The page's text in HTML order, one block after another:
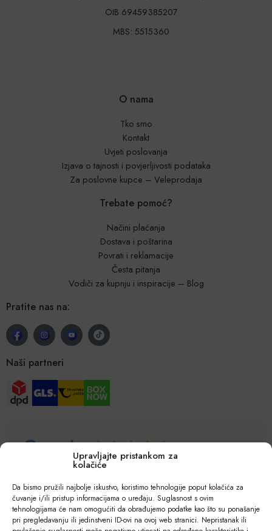
Upravljajte pristankom za
kolačiće
Da bismo pružili najbolje iskustvo, koristimo tehnologije poput kolačića za
čuvanje i/ili pristup informacijama o uređaju. Suglasnost s ovim
tehnologijama će nam omogućiti da obrađujemo podatke kao što su ponašanje
pri pregledavanju ili jedinstveni ID-ovi na ovoj web stranici. Nepristanak ili
OIB 69459385207
MBS: 5515360
O nama
Tko smo
Kontakt
Uvjeti poslovanja
Izjava o tajnosti i povjerljivosti podataka
Za poslovne kupce – Veleprodaja
Trebate pomoć?
Načini plaćanja
Dostava i poštarina
Povrati i reklamacije
Česta pitanja
Vodiči za kupnju i inspiracije – Blog
Pratite nas na:
Naši partneri